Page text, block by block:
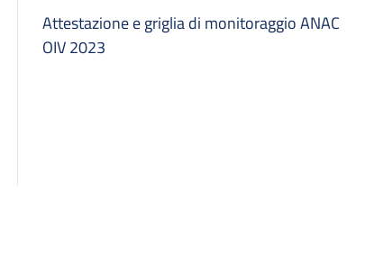
Attestazione e griglia di monitoraggio ANAC
OIV 2023